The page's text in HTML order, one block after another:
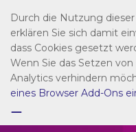
☰
Durch die Nutzung
erklären Sie sich damit
dass Cookies gesetzt
Wenn Sie das Setzen
Analytics verhindern
eines Browser Add-Ons